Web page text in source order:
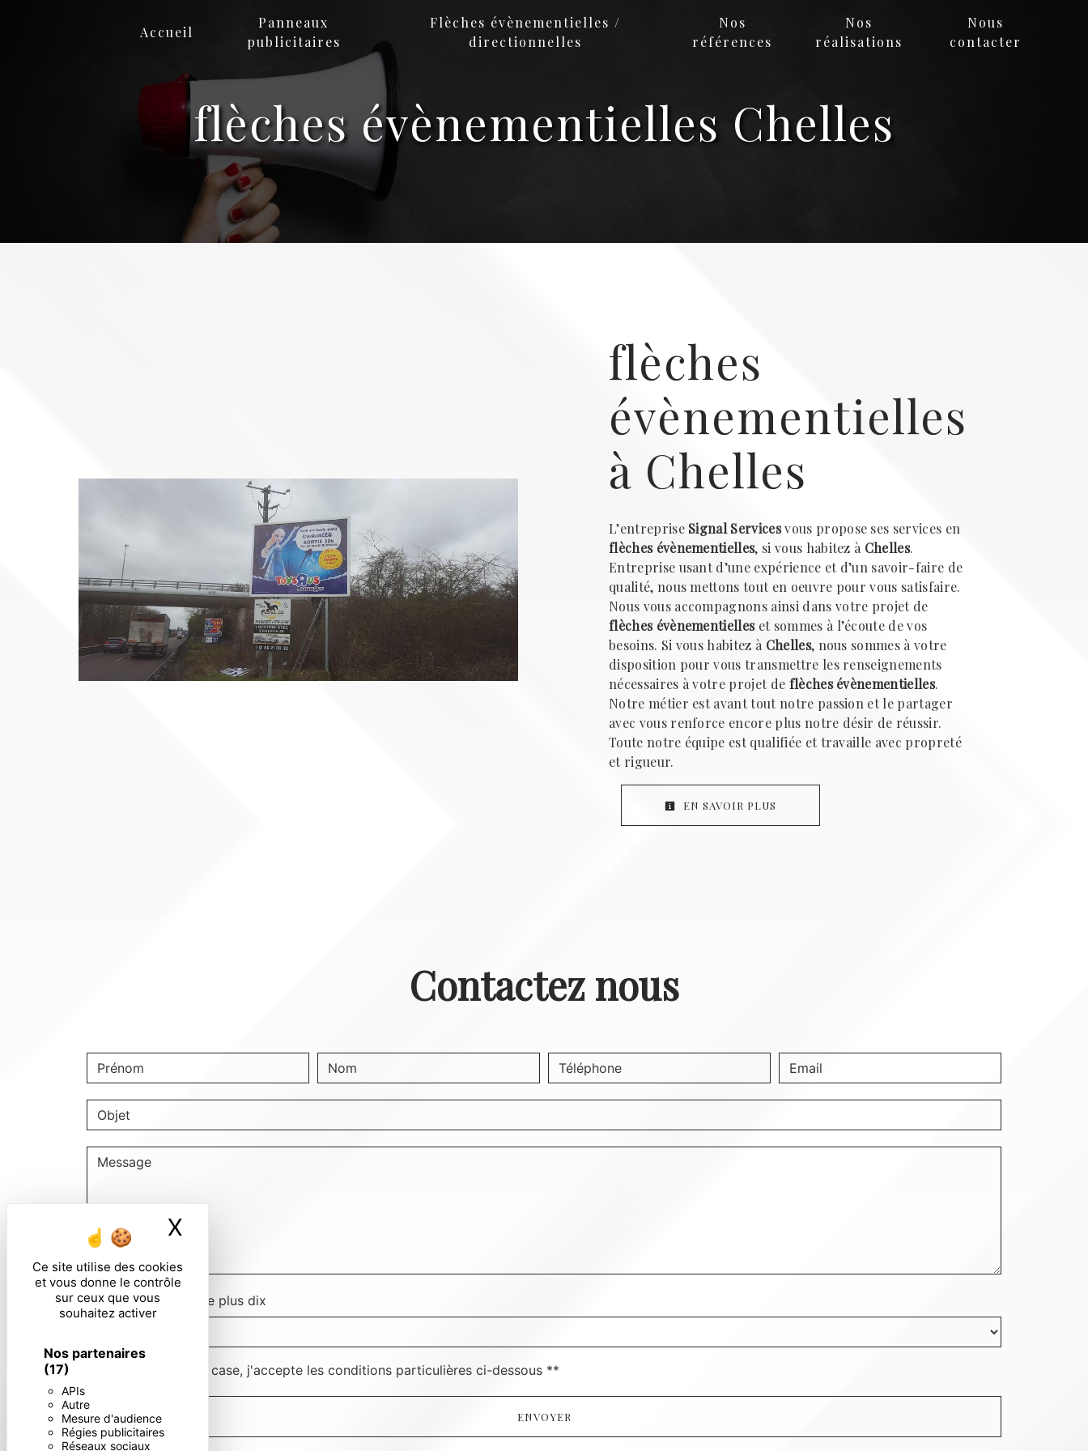
Ce site utilise des cookies
et vous donne le contrôle
sur ceux que vous
souhaitez activer
Nos partenaires
(17)
APIs
Autre
Mesure d'audience
Régies publicitaires
Réseaux sociaux
X
Accueil
Panneaux
publicitaires
Flèches évènementielles /
directionnelles
Nos
références
Nos
réalisations
Nous
contacter
flèches évènementielles Chelles
flèches
évènementielles
à Chelles
L’entreprise Signal Servicesvous propose ses services en
flèches évènementielles, si vous habitez à Chelles.
Entreprise usant d’une expérience et d’un savoir-faire de
qualité, nous mettons tout en oeuvre pour vous satisfaire.
Nous vous accompagnons ainsi dans votre projet de
flèches évènementielleset sommes à l’écoute de vos
besoins. Si vous habitez à Chelles, nous sommes à votre
disposition pour vous transmettre les renseignements
nécessaires à votre projet de flèches évènementielles.
Notre métier est avant tout notre passion et le partager
avec vous renforce encore plus notre désir de réussir.
Toute notre équipe est qualifiée et travaille avec propreté
et rigueur.
EN SAVOIR PLUS
Contactez nous
Combien font quatre plus dix
En cochant cette case, j'accepte les conditions particulières ci-dessous **
ENVOYER